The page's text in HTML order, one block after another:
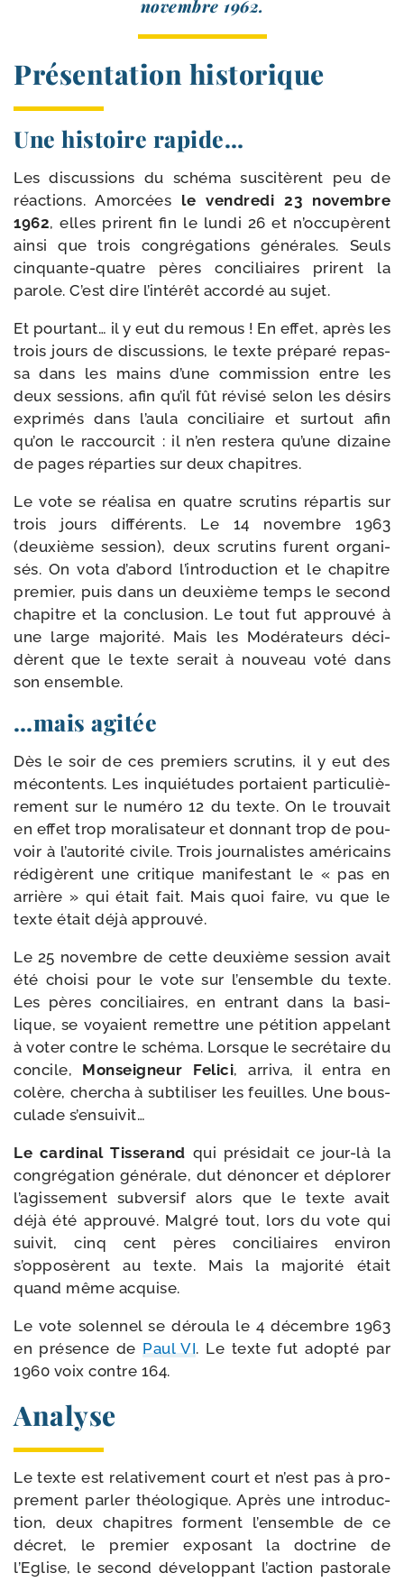
novembre 1962.
Présentation historique
Une histoire rapide…
Les dis­cus­sions du sché­ma sus­ci­tèrent peu de
réac­tions. Amorcées le ven­dre­di 23 novembre
1962, elles prirent fin le lun­di 26 et n’occupèrent
ain­si que trois congré­ga­tions géné­rales. Seuls
cinquante-​quatre pères conci­liaires prirent la
parole. C’est dire l’intérêt accor­dé au sujet.
Et pour­tant… il y eut du remous ! En effet, après les
trois jours de dis­cus­sions, le texte pré­pa­ré repas­
sa dans les mains d’une com­mis­sion entre les
deux ses­sions, afin qu’il fût révi­sé selon les dési­rs
expri­més dans l’aula conci­liaire et sur­tout afin
qu’on le rac­cour­cit : il n’en res­te­ra qu’une dizaine
de pages répar­ties sur deux chapitres.
Le vote se réa­li­sa en quatre scru­tins répar­tis sur
trois jours dif­fé­rents. Le 14 novembre 1963
(deuxième ses­sion), deux scru­tins furent orga­ni­
sés. On vota d’abord l’introduction et le cha­pitre
pre­mier, puis dans un deuxième temps le second
cha­pitre et la conclu­sion. Le tout fut approu­vé à
une large majo­ri­té. Mais les Modérateurs déci­
dèrent que le texte serait à nou­veau voté dans
son ensemble.
…mais agitée
Dès le soir de ces pre­miers scru­tins, il y eut des
mécon­tents. Les inquié­tudes por­taient par­ti­cu­liè­
re­ment sur le numé­ro 12 du texte. On le trou­vait
en effet trop mora­li­sa­teur et don­nant trop de pou­
voir à l’autorité civile. Trois jour­na­listes amé­ri­cains
rédi­gèrent une cri­tique mani­fes­tant le « pas en
arrière » qui était fait. Mais quoi faire, vu que le
texte était déjà approuvé.
Le 25 novembre de cette deuxième ses­sion avait
été choi­si pour le vote sur l’ensemble du texte.
Les pères conci­liaires, en entrant dans la basi­
lique, se voyaient remettre une péti­tion appe­lant
à voter contre le sché­ma. Lorsque le secré­taire du
concile, Monseigneur Felici, arri­va, il entra en
colère, cher­cha à sub­ti­li­ser les feuilles. Une bous­
cu­lade s’ensuivit…
Le car­di­nal Tisserand qui pré­si­dait ce jour-​là la
congré­ga­tion géné­rale, dut dénon­cer et déplo­rer
l’agissement sub­ver­sif alors que le texte avait
déjà été approu­vé. Malgré tout, lors du vote qui
sui­vit, cinq cent pères conci­liaires envi­ron
s’opposèrent au texte. Mais la majo­ri­té était
quand même acquise.
Le vote solen­nel se dérou­la le 4 décembre 1963
en pré­sence de Paul VI. Le texte fut adop­té par
1960 voix contre 164.
Analyse
Le texte est rela­ti­ve­ment court et n’est pas à pro­
pre­ment par­ler théo­lo­gique. Après une intro­duc­
tion, deux cha­pitres forment l’ensemble de ce
décret, le pre­mier expo­sant la doc­trine de
l’Eglise, le second déve­lop­pant l’action pas­to­rale